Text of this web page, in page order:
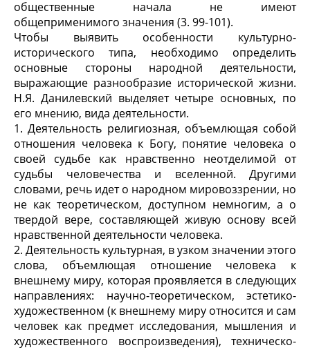
общественные начала не имеют
общеприменимого значения (3. 99-101).
Чтобы выявить особенности культурно-
исторического типа, необходимо определить
основные стороны народной деятельности,
выражающие разнообразие исторической жизни.
Н.Я. Данилевский выделяет четыре основных, по
его мнению, вида деятельности.
1. Деятельность религиозная, объемлющая собой
отношения человека к Богу, понятие человека о
своей судьбе как нравственно неотделимой от
судьбы человечества и вселенной. Другими
словами, речь идет о народном мировоззрении, но
не как теоретическом, доступном немногим, а о
твердой вере, составляющей живую основу всей
нравственной деятельности человека.
2. Деятельность культурная, в узком значении этого
слова, объемлющая отношение человека к
внешнему миру, которая проявляется в следующих
направлениях: научно-теоретическом, эстетико-
художественном (к внешнему миру относится и сам
человек как предмет исследования, мышления и
художественного воспроизведения), техническо-